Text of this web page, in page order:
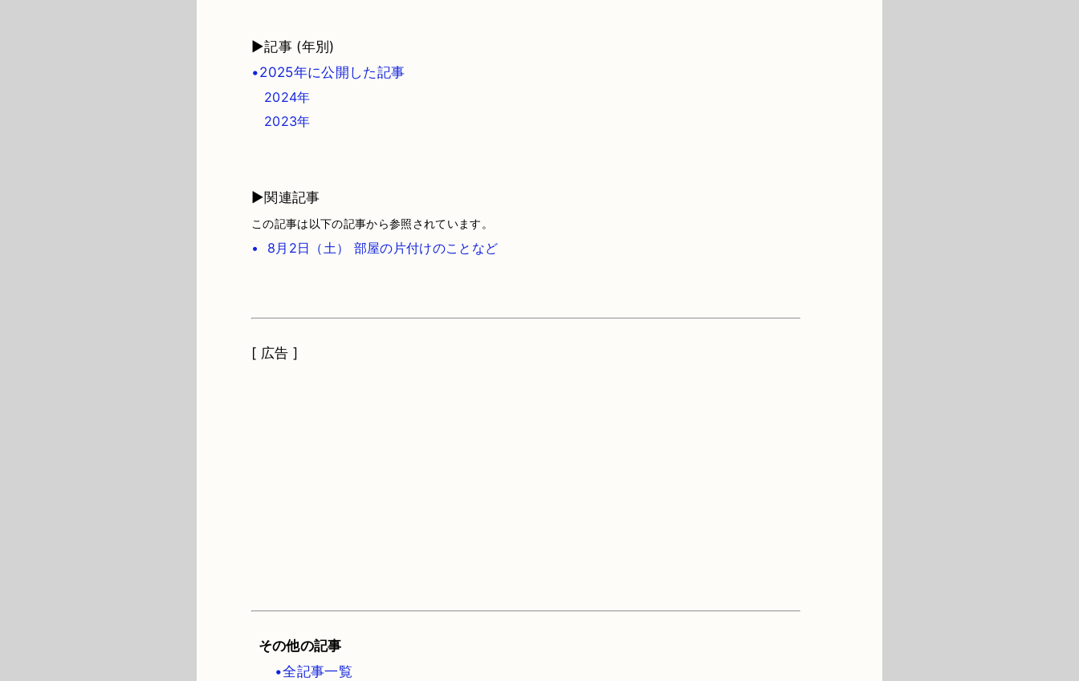
▶記事 (年別)
•2025年に公開した記事
2024年
2023年
▶関連記事
この記事は以下の記事から参照されています。
• 8月2日（土） 部屋の片付けのことなど
[ 広告 ]
その他の記事
•全記事一覧